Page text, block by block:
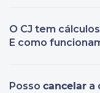
O CJ tem
E como
Posso cancelar a